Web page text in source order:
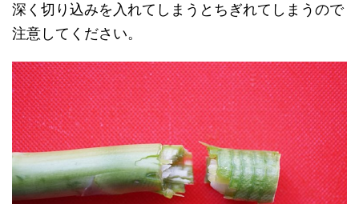
深く切り込みを入れてしまうとちぎれてしまうので
注意してください。